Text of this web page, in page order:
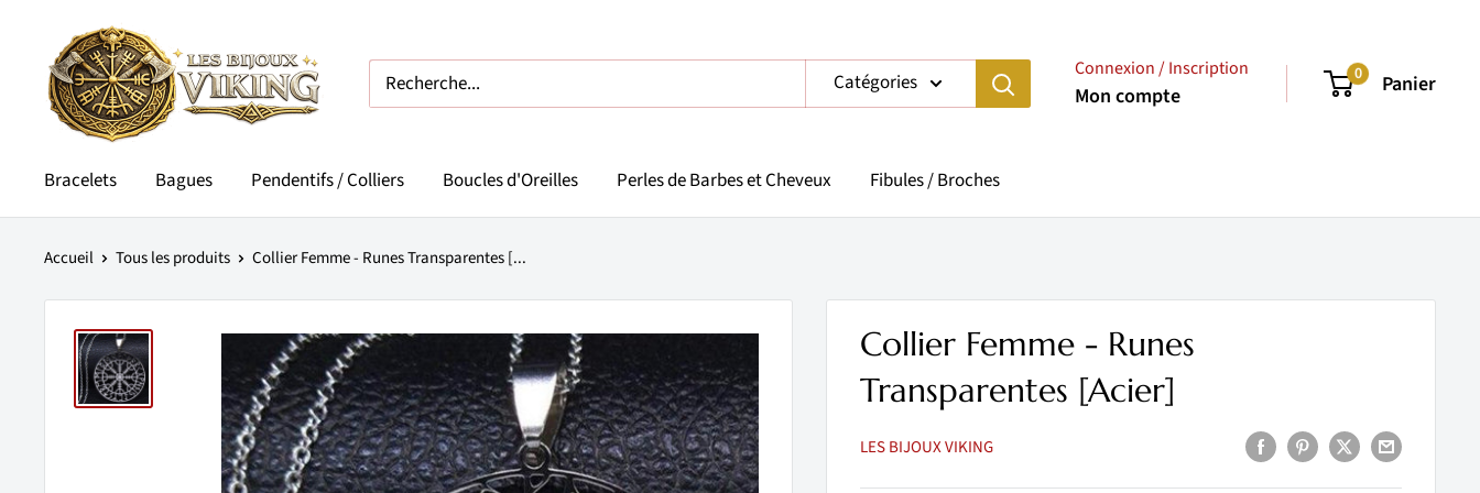
contenu
Les
Bijoux
Viking
Catégories
Connexion / Inscription
Mon compte
0 Panier
Bracelets Bagues Pendentifs / Colliers Boucles d'Oreilles Perles de Barbes et Cheveux Fibules / Broches
Accueil Tous les produits Collier Femme - Runes Transparentes [...
Collier Femme - Runes
Transparentes [Acier]
LES BIJOUX VIKING